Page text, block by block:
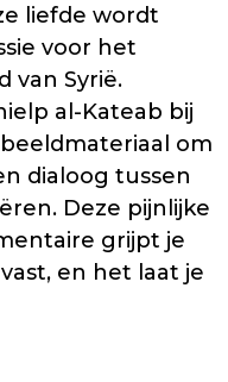
liefde wordt
voor het
van Syrië.
al-Kateab bij
om
dialoog tussen
Deze pijnlijke
grijpt je
en het laat je